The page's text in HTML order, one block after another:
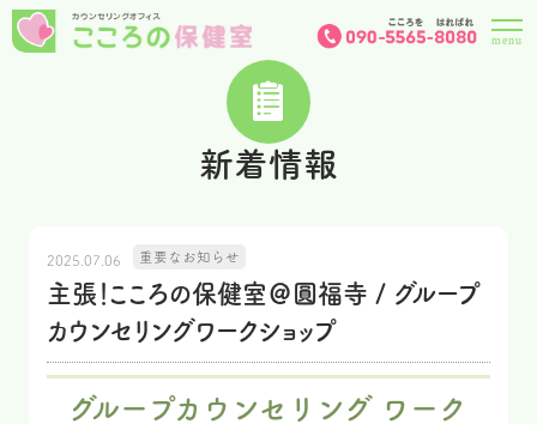
新着情報
2025.07.06 重要なお知らせ
主張！こころの保健室＠圓福寺 / グループ
カウンセリングワークショップ
グループカウンセリング ワーク